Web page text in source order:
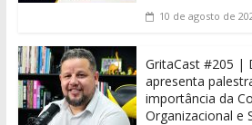
10 de agosto de
GritaCast #205 |
apresenta
importância da
Organizacional e